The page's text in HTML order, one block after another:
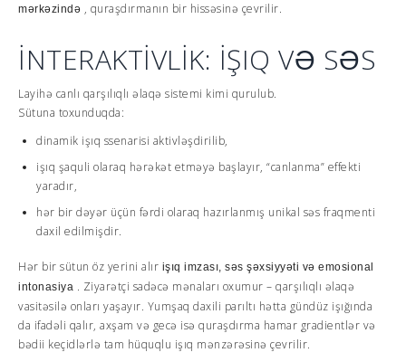
mərkəzində , quraşdırmanın bir hissəsinə çevrilir.
İNTERAKTİVLİK: İŞIQ VƏ SƏS
Layihə canlı qarşılıqlı əlaqə sistemi kimi qurulub.
Sütuna toxunduqda:
dinamik işıq ssenarisi aktivləşdirilib,
işıq şaquli olaraq hərəkət etməyə başlayır, “canlanma” effekti
yaradır,
hər bir dəyər üçün fərdi olaraq hazırlanmış unikal səs fraqmenti
daxil edilmişdir.
Hər bir sütun öz yerini alır işıq imzası, səs şəxsiyyəti və emosional
intonasiya . Ziyarətçi sadəcə mənaları oxumur – qarşılıqlı əlaqə
vasitəsilə onları yaşayır. Yumşaq daxili parıltı hətta gündüz işığında
da ifadəli qalır, axşam və gecə isə quraşdırma hamar gradientlər və
bədii keçidlərlə tam hüquqlu işıq mənzərəsinə çevrilir.